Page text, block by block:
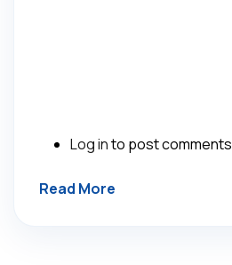
Log into post comments